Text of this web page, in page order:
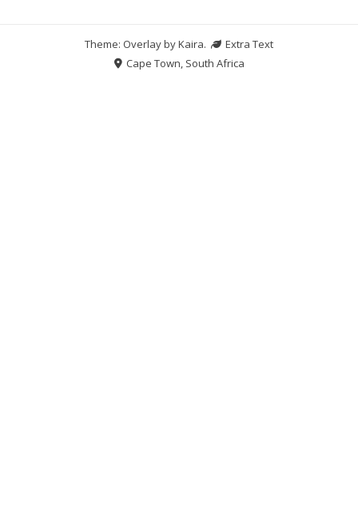
Theme: Overlay byKaira.
Extra Text
Cape Town, South Africa